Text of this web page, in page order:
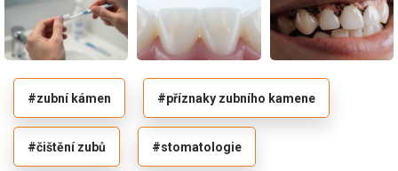
#zubní kámen #příznaky zubního kamene
#čištění zubů #stomatologie